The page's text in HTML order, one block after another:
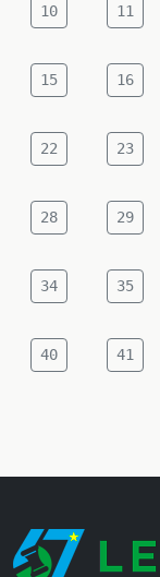
10 11
15 16
22 23
28 29
34 35
40 41